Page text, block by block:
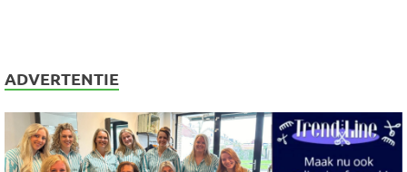
ADVERTENTIE